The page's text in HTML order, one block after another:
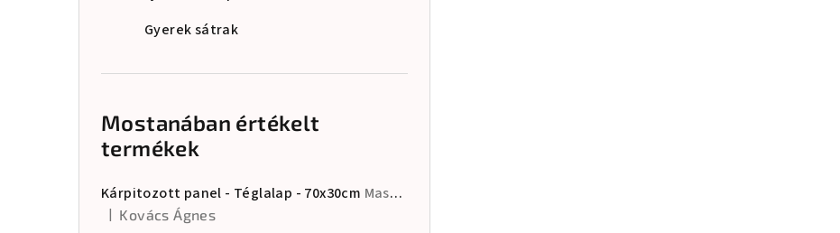
Gyerek sátrak
Mostanában értékelt
termékek
Kárpitozott panel - Téglalap - 70x30cm Masszív és tartós • Tanúsított anyagok • EU-ban készült
A termék értékelése 5-ből 5 csillag.
Kovács Ágnes